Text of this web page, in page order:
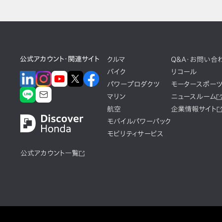
公式アカウント・関連サイト
公式アカウント一覧
クルマ
バイク
パワープロダクツ
マリン
航空
モバイルパワーパック
モビリティサービス
Q&A・お問い合
リコール
モータースポーツ
ニュースルーム
企業情報サイト